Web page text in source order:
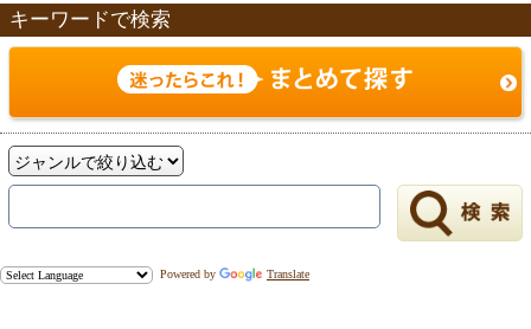
キーワードで検索
Powered by Translate